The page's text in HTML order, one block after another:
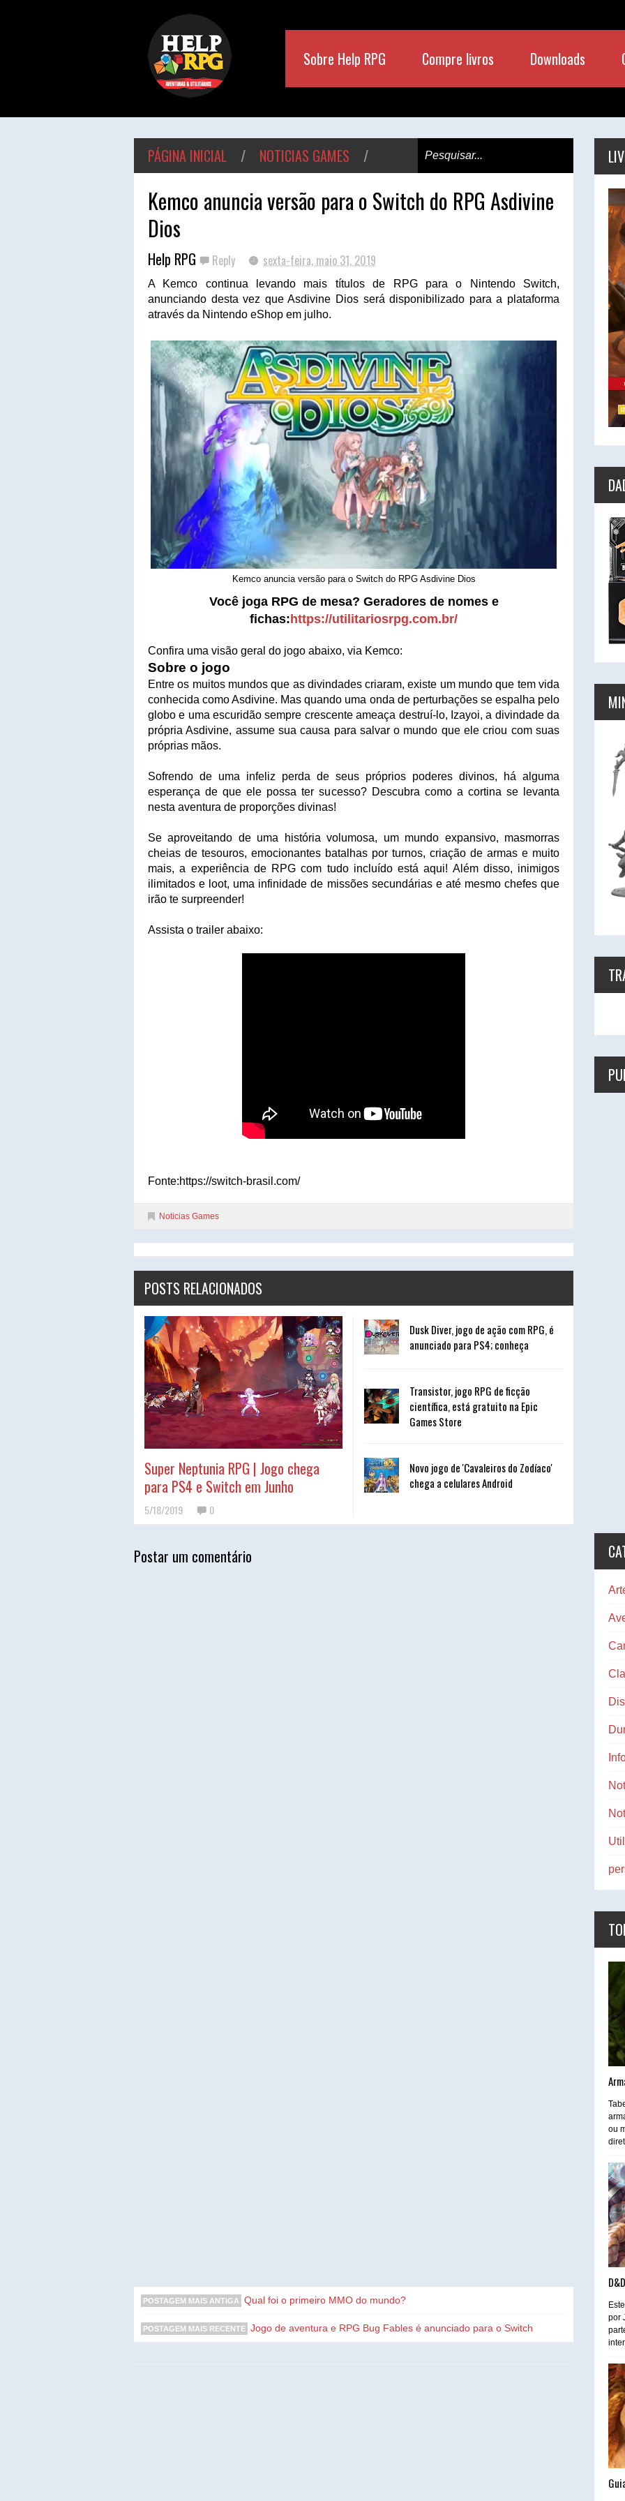
Sobre Help RPG Compre livros Downloads
PÁGINA INICIAL / NOTICIAS GAMES /
Kemco anuncia versão para o Switch do RPG Asdivine
Dios
Help RPG Reply sexta-feira, maio 31, 2019
A Kemco continua levando mais títulos de RPG para o Nintendo Switch,
anunciando desta vez que Asdivine Dios será disponibilizado para a plataforma
através da Nintendo eShop em julho.
Kemco anuncia versão para o Switch do RPG Asdivine Dios
Você joga RPG de mesa? Geradores de nomes e
fichas: https://utilitariosrpg.com.br/
Confira uma visão geral do jogo abaixo, via Kemco:
Sobre o jogo
Entre os muitos mundos que as divindades criaram, existe um mundo que tem vida
conhecida como Asdivine. Mas quando uma onda de perturbações se espalha pelo
globo e uma escuridão sempre crescente ameaça destruí-lo, Izayoi, a divindade da
própria Asdivine, assume sua causa para salvar o mundo que ele criou com suas
próprias mãos.
Sofrendo de uma infeliz perda de seus próprios poderes divinos, há alguma
esperança de que ele possa ter sucesso? Descubra como a cortina se levanta
nesta aventura de proporções divinas!
Se aproveitando de uma história volumosa, um mundo expansivo, masmorras
cheias de tesouros, emocionantes batalhas por turnos, criação de armas e muito
mais, a experiência de RPG com tudo incluído está aqui! Além disso, inimigos
ilimitados e loot, uma infinidade de missões secundárias e até mesmo chefes que
irão te surpreender!
Assista o trailer abaixo:
Fonte:https://switch-brasil.com/
Noticias Games
POSTS RELACIONADOS
Super Neptunia RPG | Jogo chega
para PS4 e Switch em Junho
5/18/2019 0
Dusk Diver, jogo de ação com RPG, é
anunciado para PS4; conheça
Transistor, jogo RPG de ficção
científica, está gratuito na Epic
Games Store
Novo jogo de 'Cavaleiros do Zodíaco'
chega a celulares Android
Postar um comentário
POSTAGEM MAIS ANTIGA Qual foi o primeiro MMO do mundo?
POSTAGEM MAIS RECENTE Jogo de aventura e RPG Bug Fables é anunciado para o Switch
ou
por